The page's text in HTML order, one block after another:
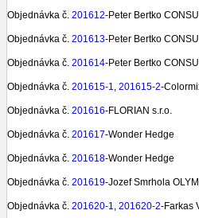
Objednávka č. 201612-Peter Bertko
Objednávka č. 201613-Peter Bertko
Objednávka č. 201614-Peter Bertko
Objednávka č. 201615-1, 201615-2-
Objednávka č. 201616-FLORIAN s.r.o.
Objednávka č. 201617-Wonder Hedge
Objednávka č. 201618-Wonder Hedge
Objednávka č. 201619-Jozef Smrhola
Objednávka č. 201620-1, 201620-2-Farkas